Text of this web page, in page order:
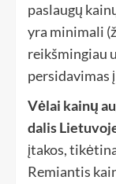
paslaugų
yra minimali
reikšmingiau
persidavimas
Vėlai kainų
dalis
įtakos,
Remiantis